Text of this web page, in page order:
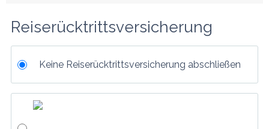
Reiserücktrittsversicherung
Keine Reiserücktrittsversicherung abschließen